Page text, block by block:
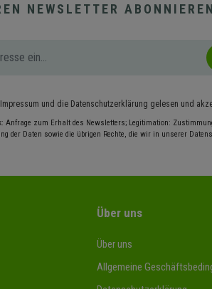
NEWSLETTER ABONNIEREN
Impressum und die Datenschutzerklärung gelesen und
Anfrage zum Erhalt des Newsletters; Legitimation:
der Daten sowie die übrigen Rechte, die wir in unserer
Über uns
Über uns
Allgemeine